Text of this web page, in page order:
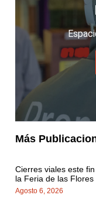
Más
Cierres viales este
la Feria de las Flores
Agosto 6, 2026